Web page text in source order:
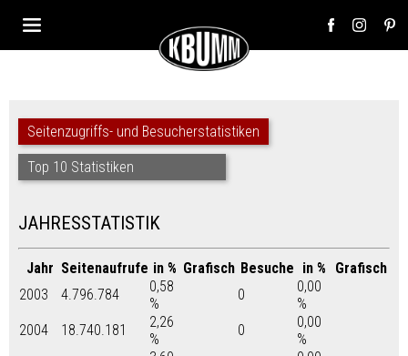
Seitenzugriffs- und Besucherstatistiken
Top 10 Statistiken
JAHRESSTATISTIK
Jahr Seitenaufrufe in % Grafisch Besuche in %
Grafisch
2003
4.796.784
0,58
%
0
0,00
%
2004
18.740.181
2,26
%
0
0,00
%